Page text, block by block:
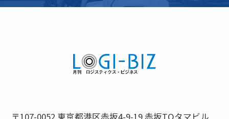
〒107-0052 東京都港区赤坂4-9-19 赤坂TOタマビル